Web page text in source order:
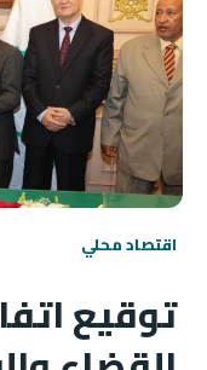
اقتصاد محلي
توقيع